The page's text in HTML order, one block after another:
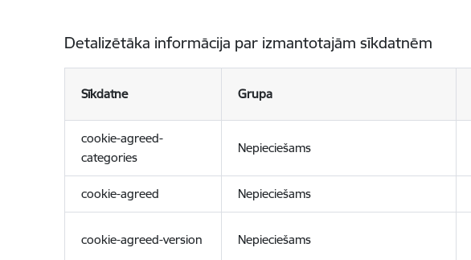
Detalizētāka informācija par izmantotajām sīkdatnēm
Sīkdatne Grupa
cookie-agreed-
categories
Nepieciešams
cookie-agreed Nepieciešams
cookie-agreed-version Nepieciešams